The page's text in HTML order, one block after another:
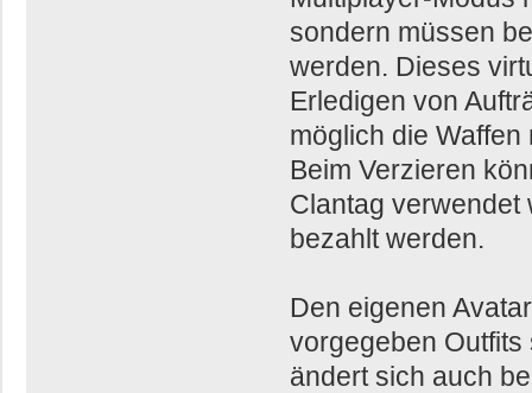
sondern müssen
werden. Dieses
Erledigen von
möglich die
Beim Verzieren
Clantag verwendet
bezahlt werden.
Den eigenen
vorgegeben
ändert sich auch